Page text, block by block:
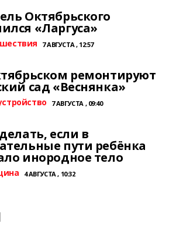
Октябрьского
«Ларгуса»
7 АВГУСТА , 12:57
ремонтируют
сад «Веснянка»
7 АВГУСТА , 09:40
если в
пути ребёнка
инородное тело
4 АВГУСТА , 10:32